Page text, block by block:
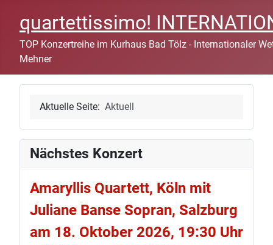
quartettissimo!
TOP Konzertreihe im Kurhaus Bad Tölz - Internationaler
Mehner
Aktuelle Seite: Aktuell
Nächstes Konzert
Amaryllis Quartett, Köln mit
Juliane Banse Sopran, Salzburg
am 18. Oktober 2026, 19:30 Uhr